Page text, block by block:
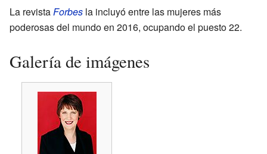
La revistaForbes la incluyó entre las mujeres más
poderosas del mundo en 2016, ocupando el puesto 22.
Galería de imágenes